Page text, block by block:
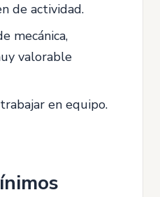
de actividad.
mecánica,
valorable
en equipo.